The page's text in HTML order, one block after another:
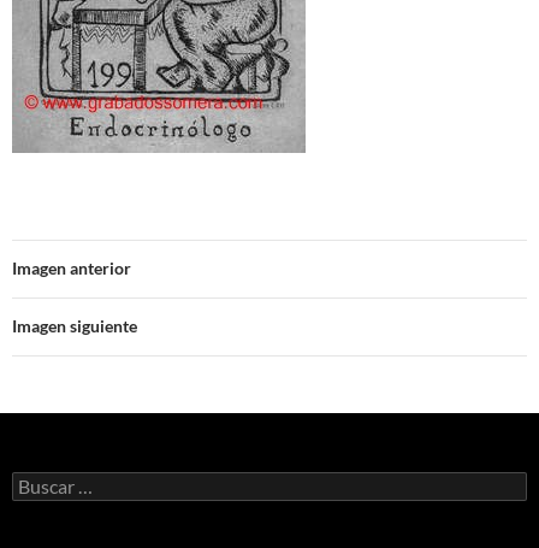
Imagen anterior
Imagen siguiente
Buscar: